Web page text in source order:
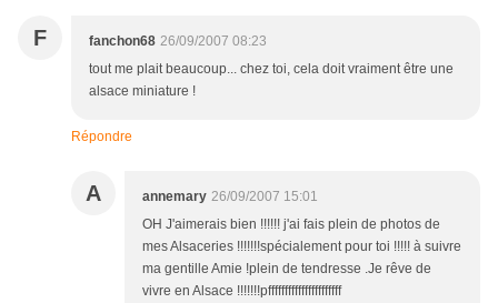
F fanchon68 26/09/2007 08:23
tout me plait beaucoup... chez toi, cela doit vraiment être une
alsace miniature !
Répondre
A annemary 26/09/2007 15:01
OH J'aimerais bien !!!!!! j'ai fais plein de photos de
mes Alsaceries !!!!!!!spécialement pour toi !!!!! à suivre
ma gentille Amie !plein de tendresse .Je rêve de
vivre en Alsace !!!!!!!pffffffffffffffffffffff